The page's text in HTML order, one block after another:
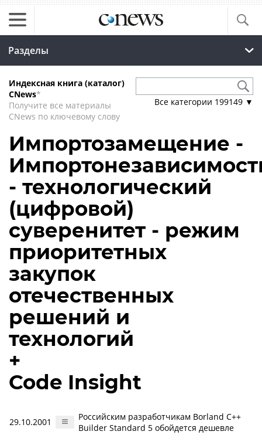
Разделы
Индексная книга (каталог)
CNews*
Получите все материалы
CNews по ключевому слову
Все категории 199149 ▼
Импортозамещение -
- технологический
(цифровой)
суверенитет - режим
приоритетных
закупок
отечественных
решений и
технологий
+
Code Insight
29.10.2001
Российским разработчикам Borland C++
Builder Standard 5 обойдется дешевле